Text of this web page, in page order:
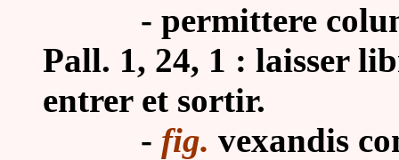
- permittere
Pall. 1, 24, 1 : laisser
entrer et sortir.
- fig. vexandis